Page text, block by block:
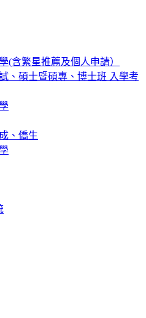
(含繁星推薦及個人申請）
、碩士暨碩專、博士班 入學考
、僑生